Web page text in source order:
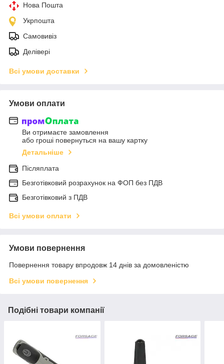
Нова Пошта
Укрпошта
Самовивіз
Делівері
Всі умови доставки
Умови оплати
Ви отримаєте замовлення
або гроші повернуться на вашу картку
Детальніше
Післяплата
Безготівковий розрахунок на ФОП без ПДВ
Безготівковий з ПДВ
Всі умови оплати
Умови повернення
Повернення товару впродовж 14 днів за домовленістю
Всі умови повернення
Подібні товари компанії